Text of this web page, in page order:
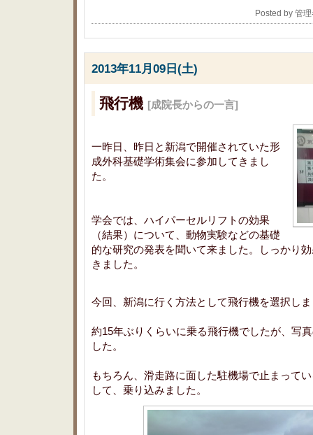
Posted by 管
2013年11月09日(土)
飛行機 [成院長からの一言]
一昨日、昨日と新潟で開催されていた形
成外科基礎学術集会に参加してきまし
た。
学会では、ハイパーセルリフトの効果
（結果）について、動物実験などの基礎
的な研究の発表を聞いて来ました。しっかり
きました。
今回、新潟に行く方法として飛行機を選択し
約15年ぶりくらいに乗る飛行機でしたが、写
した。
もちろん、滑走路に面した駐機場で止まって
して、乗り込みました。